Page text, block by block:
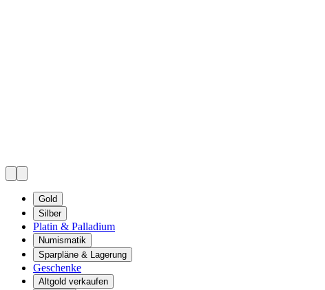
Gold
Silber
Platin & Palladium
Numismatik
Sparpläne & Lagerung
Geschenke
Altgold verkaufen